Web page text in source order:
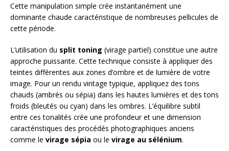
Cette manipulation simple crée instantanément une
dominante chaude caractéristique de nombreuses pellicules de
cette période.
L’utilisation du split toning (virage partiel) constitue une autre
approche puissante. Cette technique consiste à appliquer des
teintes différentes aux zones d’ombre et de lumière de votre
image. Pour un rendu vintage typique, appliquez des tons
chauds (ambrés ou sépia) dans les hautes lumières et des tons
froids (bleutés ou cyan) dans les ombres. L’équilibre subtil
entre ces tonalités crée une profondeur et une dimension
caractéristiques des procédés photographiques anciens
comme le virage sépia ou le virage au sélénium.